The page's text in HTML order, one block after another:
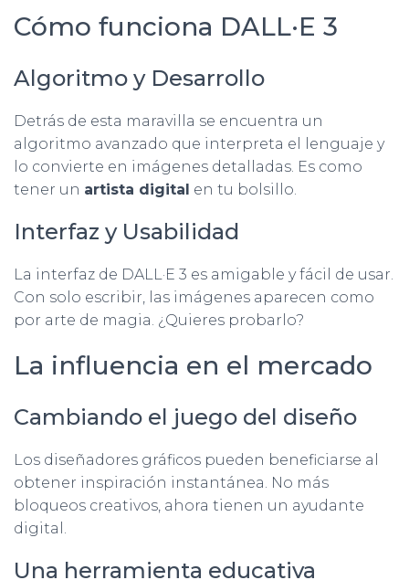
Cómo funciona DALL·E 3
Algoritmo y Desarrollo
Detrás de esta maravilla se encuentra un
algoritmo avanzado que interpreta el lenguaje y
lo convierte en imágenes detalladas. Es como
tener un artista digital en tu bolsillo.
Interfaz y Usabilidad
La interfaz de DALL·E 3 es amigable y fácil de usar.
Con solo escribir, las imágenes aparecen como
por arte de magia. ¿Quieres probarlo?
La influencia en el mercado
Cambiando el juego del diseño
Los diseñadores gráficos pueden beneficiarse al
obtener inspiración instantánea. No más
bloqueos creativos, ahora tienen un ayudante
digital.
Una herramienta educativa